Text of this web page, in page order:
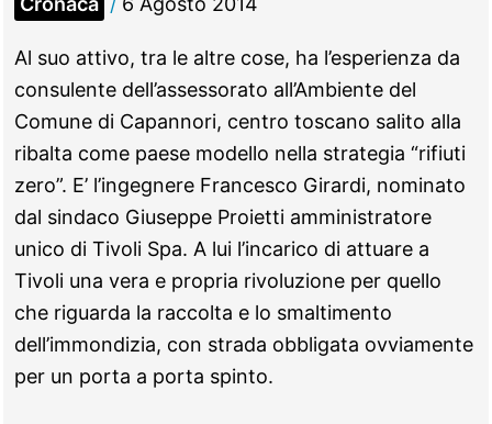
Al suo attivo, tra le altre cose, ha l’esperienza da
consulente dell’assessorato all’Ambiente del
Comune di Capannori, centro toscano salito alla
ribalta come paese modello nella strategia “rifiuti
zero”. E’ l’ingegnere Francesco Girardi, nominato
dal sindaco Giuseppe Proietti amministratore
unico di Tivoli Spa. A lui l’incarico di attuare a
Tivoli una vera e propria rivoluzione per quello
che riguarda la raccolta e lo smaltimento
dell’immondizia, con strada obbligata ovviamente
per un porta a porta spinto.